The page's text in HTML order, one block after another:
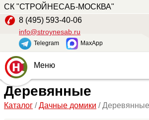
СК "СТРОЙНЕСАБ-МОСКВА"
8 (495) 593-40-06
info@stroynesab.ru
Telegram MaxApp
Главная
Каталог
Меню
Цена
Длина
— м
Деревянные
Каталог /Дачные домики / Деревянные